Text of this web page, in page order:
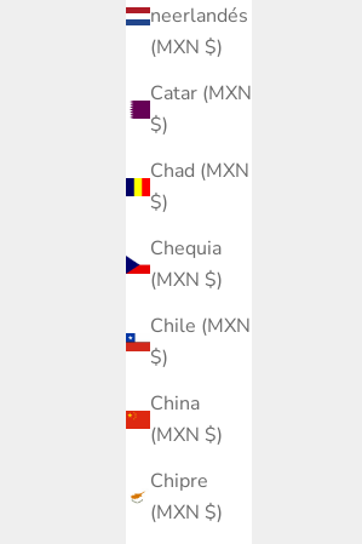
neerlandés
(MXN $)
Catar (MXN
$)
Chad (MXN
$)
Chequia
(MXN $)
Chile (MXN
$)
China
(MXN $)
Chipre
(MXN $)